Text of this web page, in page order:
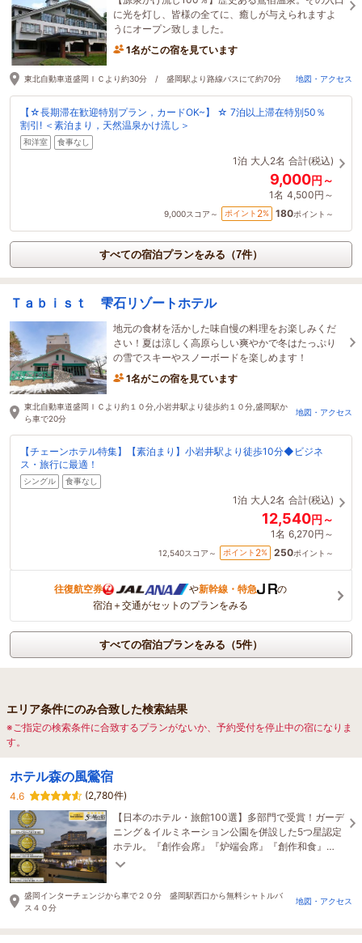
に光を灯し、皆様の全てに、癒しが与えられますよ
うにオープン致しました。
1名がこの宿を見ています
東北自動車道盛岡ＩＣより約30分 / 盛岡駅より路線バスにて約70分 地図・アクセス
【☆長期滞在歓迎特別プラン，カードOK~】 ☆ 7泊以上滞在特別50％
割引! ＜素泊まり，天然温泉かけ流し＞
和洋室 食事なし
1泊 大人2名 合計(税込)
9,000円～
1名 4,500円～
9,000スコア～ ポイント 2% 180ポイント～
すべての宿泊プランをみる（7件）
Ｔａｂｉｓｔ 雫石リゾートホテル
地元の食材を活かした味自慢の料理をお楽しみくだ
さい！夏は涼しく高原らしい爽やかで冬はたっぷり
の雪でスキーやスノーボードを楽しめます！
1名がこの宿を見ています
東北自動車道盛岡ＩＣより約１０分,小岩井駅より徒歩約１０分,盛岡駅か
ら車で20分
地図・アクセス
【チェーンホテル特集】【素泊まり】小岩井駅より徒歩10分◆ビジネ
ス・旅行に最適！
シングル 食事なし
1泊 大人2名 合計(税込)
12,540円～
1名 6,270円～
12,540スコア～ ポイント 2% 250ポイント～
往復航空券 や新幹線・特急
の
宿泊＋交通がセットのプランをみる
すべての宿泊プランをみる（5件）
エリア条件にのみ合致した検索結果
※ご指定の検索条件に合致するプランがないか、予約受付を停止中の宿になりま
す。
ホテル森の風鶯宿
4.6
(2,780件)
【日本のホテル・旅館100選】多部門で受賞！ガーデ
ニング＆イルミネーション公園を併設した5つ星認定
ホテル。『創作会席』『炉端会席』『創作和食』
『和食膳』など選べるお食事。愛犬と泊まれる宿で
盛岡インターチェンジから車で２０分 盛岡駅西口から無料シャトルバ
ス４０分
地図・アクセス